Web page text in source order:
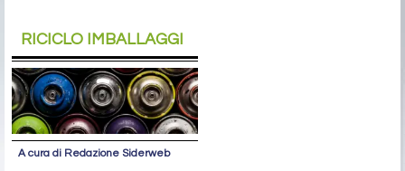
RICICLO IMBALLAGGI
A cura di Redazione Siderweb